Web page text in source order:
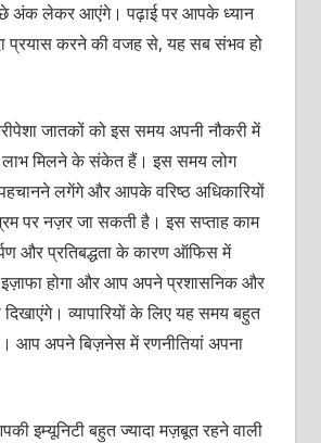
अंक लेकर आएंगे। पढ़ाई पर आपके ध्‍यान
प्रयास करने की वजह से, यह सब संभव हो
जातकों को इस समय अपनी नौकरी में
मिलने के संकेत हैं। इस समय लोग
लगेंगे और आपके वरिष्‍ठ अधिकारियों
पर नज़र जा सकती है। इस सप्‍ताह काम
और प्रतिबद्धता के कारण ऑफिस में
इज़ाफा होगा और आप अपने प्रशासनिक और
व्‍यापारियों के लिए यह समय बहुत
आप अपने बिज़नेस में रणनीतियां अपना
इम्‍यू‍निटी बहुत ज्‍यादा मज़बूत रहने वाली